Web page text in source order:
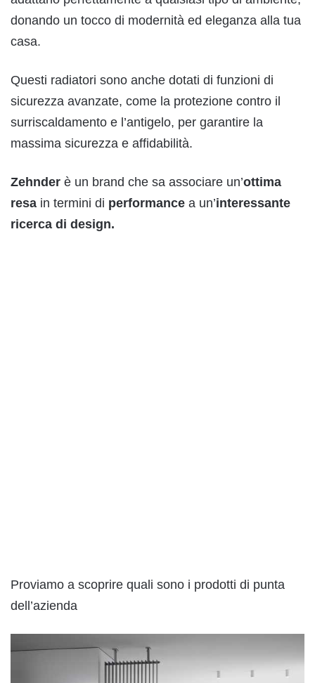
donando un tocco di modernità ed eleganza alla tua
casa.
Questi radiatori sono anche dotati di funzioni di
sicurezza avanzate, come la protezione contro il
surriscaldamento e l’antigelo, per garantire la
massima sicurezza e affidabilità.
Zehnder è un brand che sa associare un’ottima
resa in termini di performance a un’interessante
ricerca di design.
Proviamo a scoprire quali sono i prodotti di punta
dell’azienda